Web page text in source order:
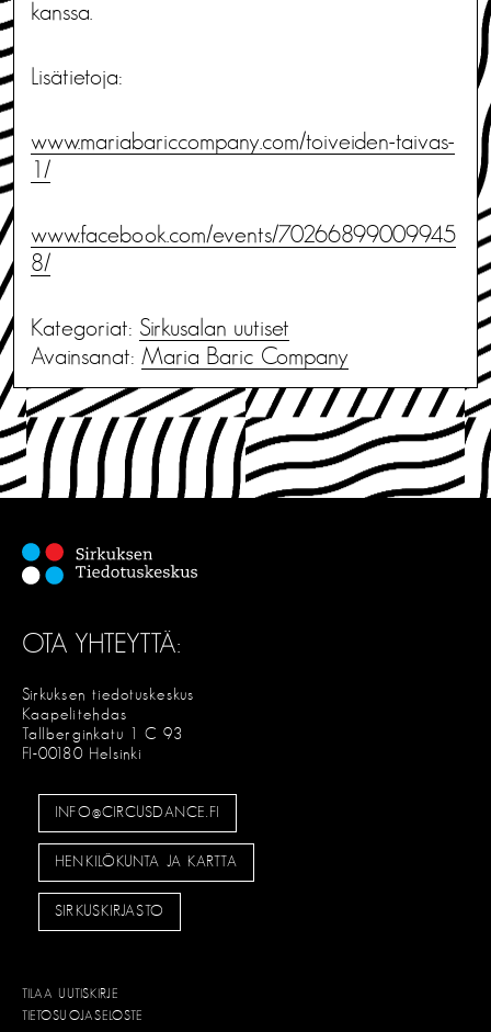
kanssa.
Lisätietoja:
www.mariabariccompany.com/toiveiden-taivas-
1/
www.facebook.com/events/70266899009945
8/
Kategoriat: Sirkusalan uutiset
Avainsanat: Maria Baric Company
OTA YHTEYTTÄ:
Sirkuksen tiedotuskeskus
Kaapelitehdas
Tallberginkatu 1 C 93
FI-00180 Helsinki
INFO@CIRCUSDANCE.FI
HENKILÖKUNTA JA KARTTA
SIRKUSKIRJASTO
TILAA UUTISKIRJE
TIETOSUOJASELOSTE